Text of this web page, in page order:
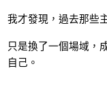
我才發現，過去那些
只是換了一個場域，
自己。